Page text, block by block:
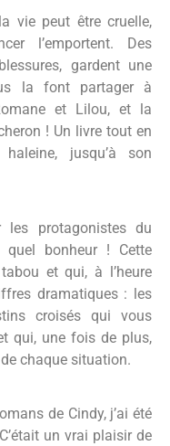
vie peut être cruelle,
l’emportent. Des
gardent une
la font partager à
et Lilou, et la
! Un livre tout en
jusqu’à son
les protagonistes du
quel bonheur ! Cette
et qui, à l’heure
dramatiques : les
croisés qui vous
qui, une fois de plus,
chaque situation.
de Cindy, j’ai été
un vrai plaisir de